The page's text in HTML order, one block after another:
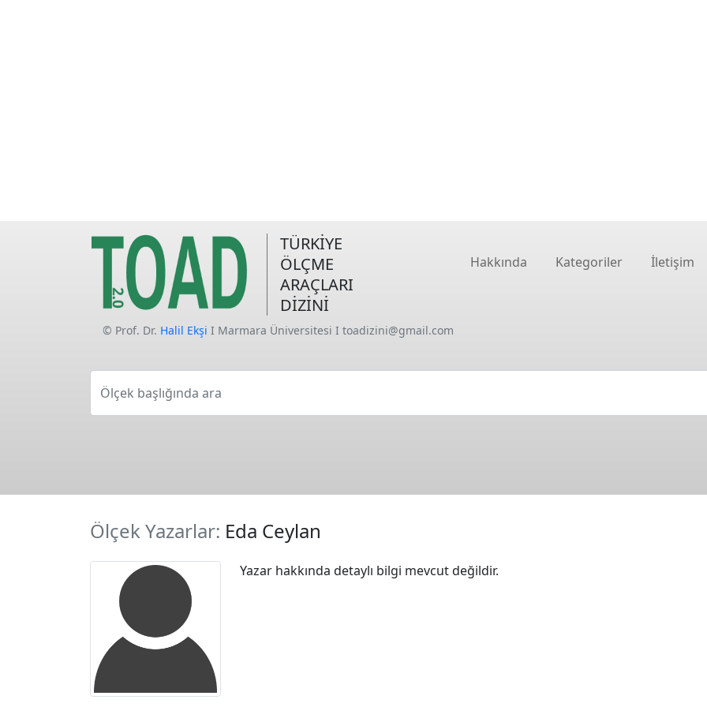
TÜRKİYE
ÖLÇME
ARAÇLARI
DİZİNİ
Hakkında Kategoriler İletişim
© Prof. Dr. Halil Ekşi I Marmara Üniversitesi I toadizini@gmail.com
Ölçek başlığında ara
Ölçek Yazarlar: Eda Ceylan
Yazar hakkında detaylı bilgi mevcut değildir.